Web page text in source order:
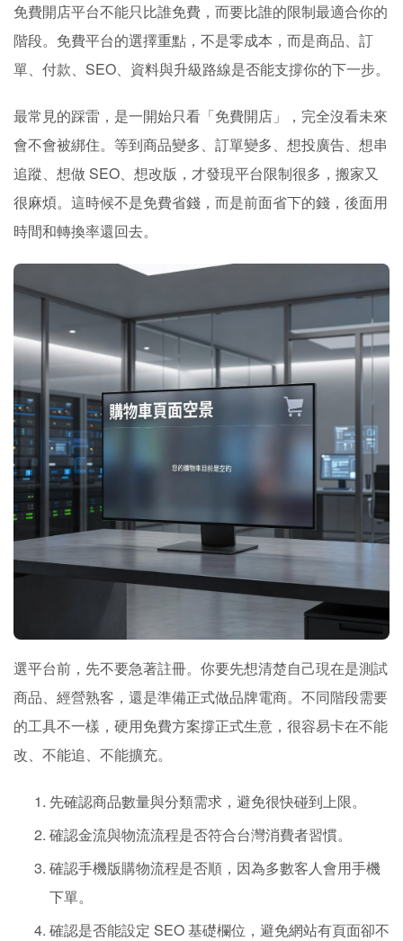
免費開店平台不能只比誰免費，而要比誰的限制最適合你的
階段。免費平台的選擇重點，不是零成本，而是商品、訂
單、付款、SEO、資料與升級路線是否能支撐你的下一步。
最常見的踩雷，是一開始只看「免費開店」，完全沒看未來
會不會被綁住。等到商品變多、訂單變多、想投廣告、想串
追蹤、想做 SEO、想改版，才發現平台限制很多，搬家又
很麻煩。這時候不是免費省錢，而是前面省下的錢，後面用
時間和轉換率還回去。
選平台前，先不要急著註冊。你要先想清楚自己現在是測試
商品、經營熟客，還是準備正式做品牌電商。不同階段需要
的工具不一樣，硬用免費方案撐正式生意，很容易卡在不能
改、不能追、不能擴充。
先確認商品數量與分類需求，避免很快碰到上限。
確認金流與物流流程是否符合台灣消費者習慣。
確認手機版購物流程是否順，因為多數客人會用手機
下單。
確認是否能設定 SEO 基礎欄位，避免網站有頁面卻不